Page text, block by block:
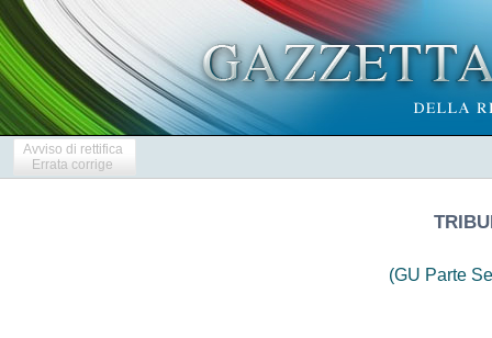
Avviso di rettifica
Errata corrige
(GU Parte